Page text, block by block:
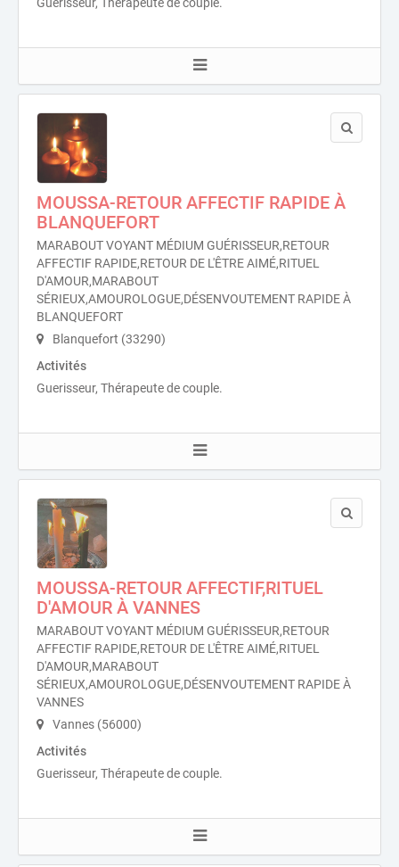
MOUSSA-RETOUR AFFECTIF RAPIDE À
BLANQUEFORT
MARABOUT VOYANT MÉDIUM GUÉRISSEUR,RETOUR
AFFECTIF RAPIDE,RETOUR DE L'ÊTRE AIMÉ,RITUEL
D'AMOUR,MARABOUT
SÉRIEUX,AMOUROLOGUE,DÉSENVOUTEMENT RAPIDE À
BLANQUEFORT
Blanquefort (33290)
Activités
Guerisseur, Thérapeute de couple.
MOUSSA-RETOUR AFFECTIF,RITUEL
D'AMOUR À VANNES
MARABOUT VOYANT MÉDIUM GUÉRISSEUR,RETOUR
AFFECTIF RAPIDE,RETOUR DE L'ÊTRE AIMÉ,RITUEL
D'AMOUR,MARABOUT
SÉRIEUX,AMOUROLOGUE,DÉSENVOUTEMENT RAPIDE À
VANNES
Vannes (56000)
Activités
Guerisseur, Thérapeute de couple.